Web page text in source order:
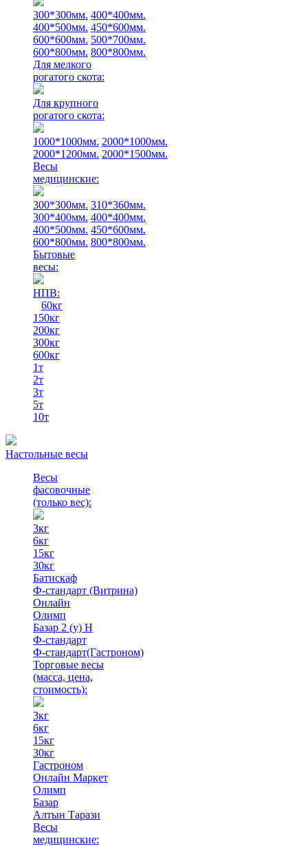
300*300мм. 400*400мм.
400*500мм. 450*600мм.
600*600мм. 500*700мм.
600*800мм. 800*800мм.
Для мелкого
рогатого скота:
Для крупного
рогатого скота:
1000*1000мм. 2000*1000мм.
2000*1200мм. 2000*1500мм.
Весы
медицинские:
300*300мм. 310*360мм.
300*400мм. 400*400мм.
400*500мм. 450*600мм.
600*800мм. 800*800мм.
Бытовые
весы:
НПВ:
60кг
150кг
200кг
300кг
600кг
1т
2т
3т
5т
10т
Настольные весы
Весы
фасовочные
(только вес):
3кг
6кг
15кг
30кг
Батискаф
Ф-стандарт (Витрина)
Онлайн
Олимп
Базар 2 (у) Н
Ф-стандарт
Ф-стандарт(Гастроном)
Торговые весы
(масса, цена,
стоимость):
3кг
6кг
15кг
30кг
Гастроном
Онлайн Маркет
Олимп
Базар
Алтын Тарази
Весы
медицинские: